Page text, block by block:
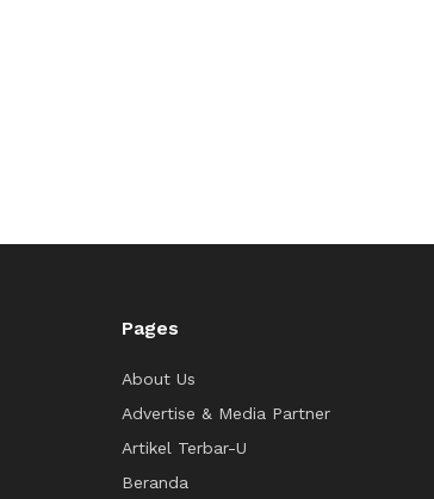
Pages
About Us
Advertise & Media Partner
Artikel Terbar-U
Beranda